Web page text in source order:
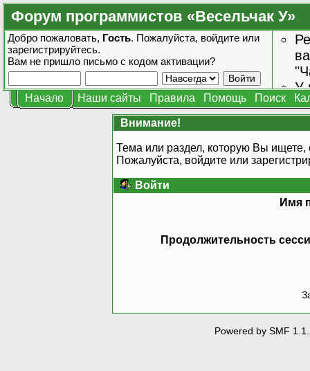
Форум программистов «Весельчак У»
Добро пожаловать, Гость. Пожалуйста, войдите или
зарегистрируйтесь.
Вам не пришло письмо с кодом активации?
У
Начало Наши сайты Правила Помощь Поиск
Внимание!
Тема или раздел, которую Вы ищете,
Пожалуйста, войдите или
Войти
Имя
Продолжительность
Powered by SMF